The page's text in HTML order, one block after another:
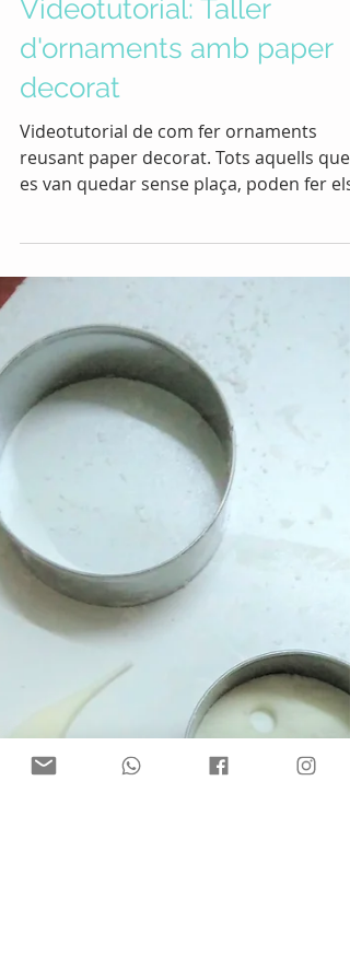
Videotutorial: Taller
d'ornaments amb paper
decorat
Videotutorial de com fer ornaments
reusant paper decorat. Tots aquells que
es van quedar sense plaça, poden fer els